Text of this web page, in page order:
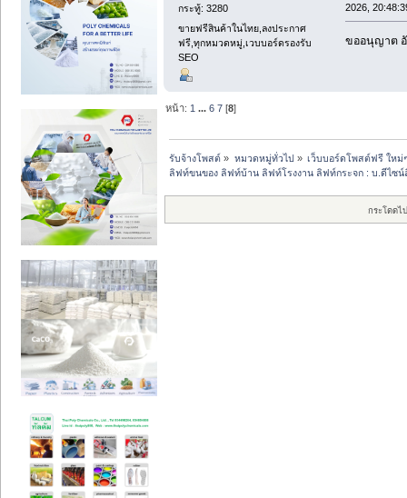
กระทู้: 3280
ขายฟรีสินค้าในไทย,ลงประกาศ
ฟรี,ทุกหมวดหมู่,เวบบอร์ดรองรับ
SEO
2026,
ขออนุญาต
หน้า: 1 ...6 7 [8]
รับจ้างโพสต์ » หมวดหมู่ทั่วไป» เว็บบอร์ดโพสต์ฟรี ให
ลิฟท์ขนของ ลิฟท์บ้าน ลิฟท์โรงงาน ลิฟท์กระจก : บ.ดีไซน์
กระโดดไ